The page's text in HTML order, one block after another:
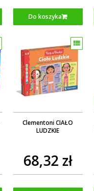
Do koszyka
Clementoni CIAŁO
LUDZKIE
68,32 zł